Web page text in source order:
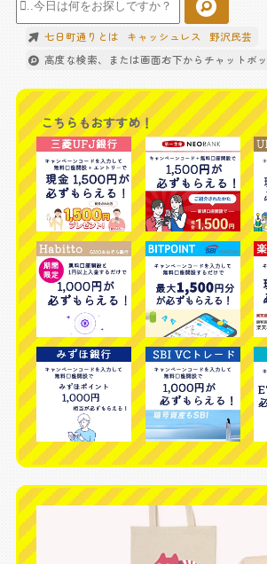
七日町通りとは キャッシュレス
野沢民芸
高度な検索、または画面右下からチャットボ
こちらもおすすめ！